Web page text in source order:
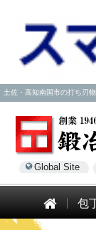
土佐・高知南国市の打ち刃
Global Site
包